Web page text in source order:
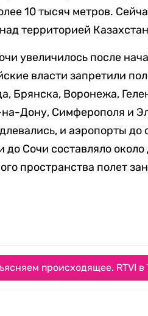
10 тысяч метров.
территорией
увеличилось после
власти запретили
Брянска, Воронежа,
Дону, Симферополя и
и аэропорты
до Сочи составляло
пространства полет
происходящее. RTVI в